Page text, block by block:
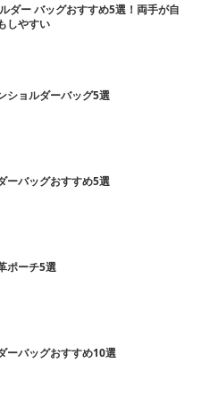
ダー バッグおすすめ5選！両手が自
しやすい
ショルダーバッグ5選
ーバッグおすすめ5選
ポーチ5選
ーバッグおすすめ10選